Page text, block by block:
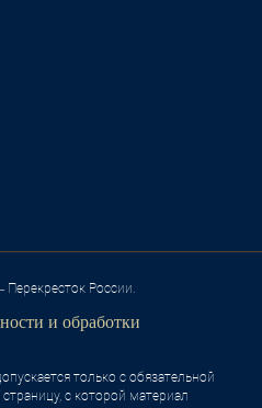
Перекресток России.
и обработки
только с обязательной
с которой материал